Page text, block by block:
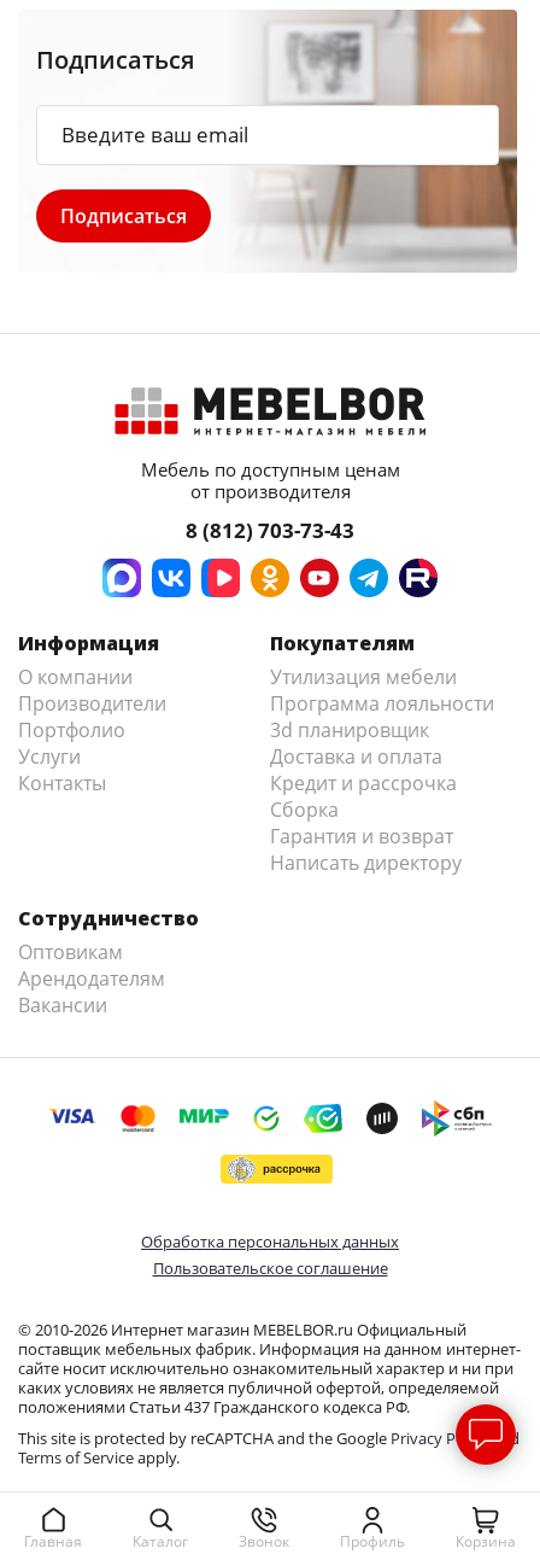
Подписаться
Мебель по доступным ценам
от производителя
8 (812) 703-73-43
Информация
О компании
Производители
Портфолио
Услуги
Контакты
Покупателям
Утилизация мебели
Программа лояльности
3d планировщик
Доставка и оплата
Кредит и рассрочка
Сборка
Гарантия и возврат
Написать директору
Сотрудничество
Оптовикам
Арендодателям
Вакансии
© 2010-2026 Интернет магазин MEBELBOR.ru Официальный
поставщик мебельных фабрик. Информация на данном интернет-
сайте носит исключительно ознакомительный характер и ни при
каких условиях не является публичной офертой, определяемой
положениями Статьи 437 Гражданского кодекса РФ.
This site is protected by reCAPTCHA and the Google Privacy Policyand
Terms of Serviceapply.
Обработка персональных данных
Пользовательское соглашение
Главная Каталог Звонок Профиль Корзина